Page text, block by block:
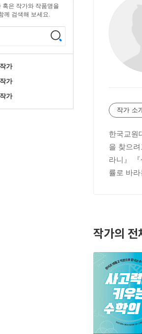
혹은 작가와 작품명을
께 검색해 보세요.
가
가
가
작가 소
한국교원
을 찾으
라니』
률로 바
작가의 전